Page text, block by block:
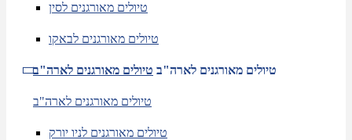
טיולים מאורגנים לסין
טיולים מאורגנים לבאקו
טיולים מאורגנים לארה"ב טיולים מאורגנים לארה"ב
טיולים מאורגנים לארה"ב
טיולים מאורגנים לניו יורק